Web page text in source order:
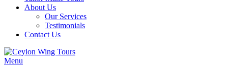
About Us
Our Services
Testimonials
Contact Us
Menu